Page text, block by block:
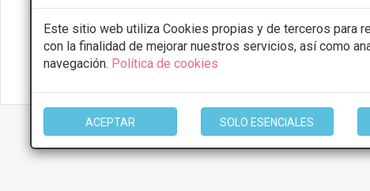
Este sitio web utiliza Cookies propias y de terceros para
con la finalidad de mejorar nuestros servicios, así como
navegación. Política de cookies
ACEPTAR SOLO ESENCIALES
Viernes
9:30 - 21:30
Sábado
11:00 - 15:00